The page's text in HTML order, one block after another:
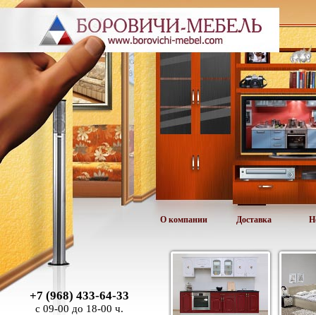
О компании Доставка
+7 (968) 433-64-33
с 09-00 до 18-00 ч.